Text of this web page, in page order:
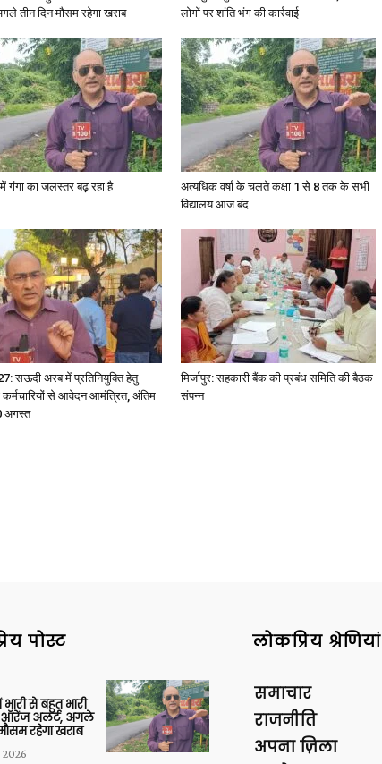
News
Paper
तीन दिन मौसम रहेगा खराब
लोगों पर शांति भंग की कार्रवाई
में गंगा का जलस्तर बढ़ रहा है
अत्यधिक वर्षा के चलते कक्षा 1 से 8 तक के सभी
विद्यालय आज बंद
सऊदी अरब में प्रतिनियुक्ति हेतु
कर्मचारियों से आवेदन आमंत्रित, अंतिम
अगस्त
मिर्जापुर: सहकारी बैंक की प्रबंध समिति की बैठक
संपन्न
पोस्ट
भारी से बहुत भारी
ऑरेंज अलर्ट, अगले
रहेगा खराब
लोकप्रिय श्रेणियां
समाचार
राजनीति
अपना ज़िला